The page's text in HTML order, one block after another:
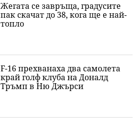
Жегата се завръща, градусите
пак скачат до 38, кога ще е най-
топло
F-16 прехванаха два самолета
край голф клуба на Доналд
Тръмп в Ню Джърси